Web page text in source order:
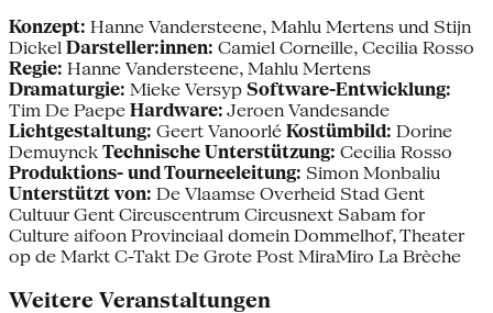
Konzept: Hanne Vandersteene, Mahlu Mertens und Stijn
Dickel Darsteller:innen: Camiel Corneille, Cecilia Rosso
Regie: Hanne Vandersteene, Mahlu Mertens
Dramaturgie: Mieke Versyp Software-Entwicklung:
Tim De Paepe Hardware: Jeroen Vandesande
Lichtgestaltung: Geert Vanoorlé Kostümbild: Dorine
Demuynck Technische Unterstützung: Cecilia Rosso
Produktions- und Tourneeleitung: Simon Monbaliu
Unterstützt von: De Vlaamse Overheid Stad Gent
Cultuur Gent Circuscentrum Circusnext Sabam for
Culture aifoon Provinciaal domein Dommelhof, Theater
op de Markt C-Takt De Grote Post MiraMiro La Brèche
Weitere Veranstaltungen